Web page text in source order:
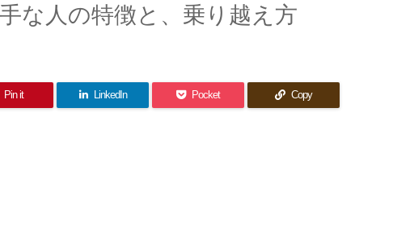
な人の特徴と、乗り越え方
Pin it LinkedIn Pocket Copy